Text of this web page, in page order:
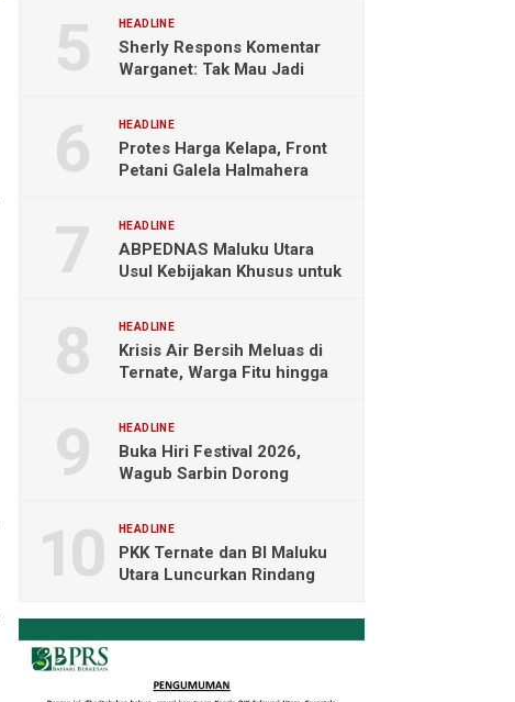
HEADLINE
Sherly Respons Komentar
Warganet: Tak Mau Jadi
HEADLINE
Protes Harga Kelapa, Front
Petani Galela Halmahera
HEADLINE
ABPEDNAS Maluku Utara
Usul Kebijakan Khusus untuk
HEADLINE
Krisis Air Bersih Meluas di
Ternate, Warga Fitu hingga
HEADLINE
Buka Hiri Festival 2026,
Wagub Sarbin Dorong
HEADLINE
PKK Ternate dan BI Maluku
Utara Luncurkan Rindang
Pangan